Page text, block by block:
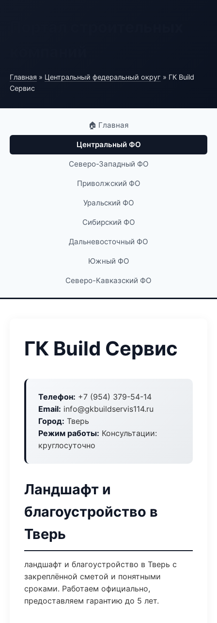
Главная » Центральный федеральный округ » ГК Build
Сервис
🏠 Главная
Центральный ФО
Северо-Западный ФО
Приволжский ФО
Уральский ФО
Сибирский ФО
Дальневосточный ФО
Южный ФО
Северо-Кавказский ФО
ГК Build Сервис
Телефон: +7 (954) 379-54-14
Email: info@gkbuildservis114.ru
Город: Тверь
Режим работы: Консультации:
круглосуточно
Ландшафт и
благоустройство в
Тверь
ландшафт и благоустройство в Тверь с
закреплённой сметой и понятными
сроками. Работаем официально,
предоставляем гарантию до 5 лет.